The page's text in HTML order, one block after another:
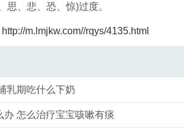
思、悲、恐、惊)过度。
http://m.lmjkw.com//rqys/4135.html
乳期吃什么下奶
办 怎么治疗宝宝咳嗽有痰